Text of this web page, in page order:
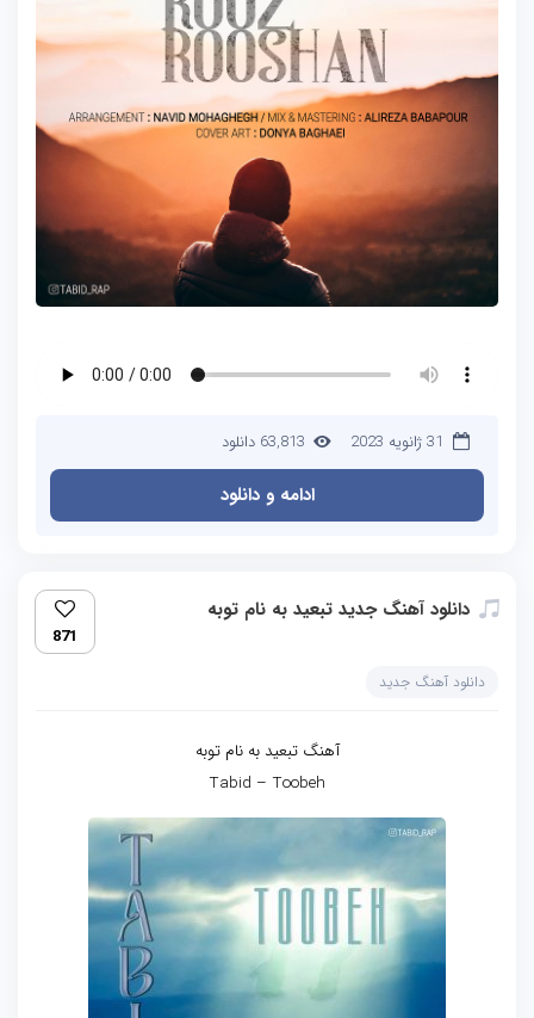
31 ژانویه 2023 63,813 دانلود
ادامه و دانلود
دانلود آهنگ جدید تبعید به نام توبه
871
دانلود آهنگ جدید
آهنگ تبعید به نام توبه
Tabid – Toobeh